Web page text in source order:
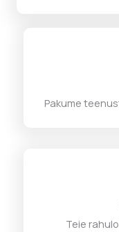
Pakume
Teie